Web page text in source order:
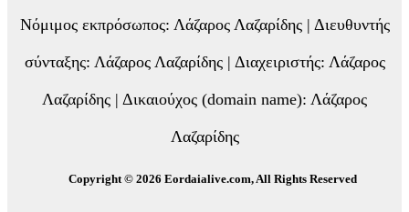
Νόμιμος εκπρόσωπος: Λάζαρος Λαζαρίδης | Διευθυντής
σύνταξης: Λάζαρος Λαζαρίδης | Διαχειριστής: Λάζαρος
Λαζαρίδης | Δικαιούχος (domain name): Λάζαρος
Λαζαρίδης
Copyright © 2026 Eordaialive.com, All Rights Reserved